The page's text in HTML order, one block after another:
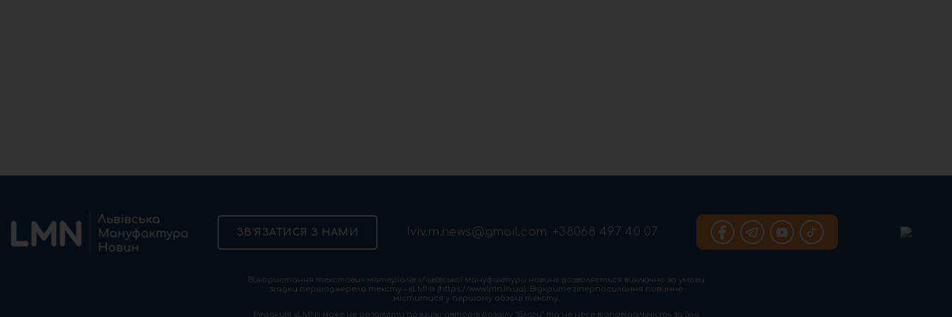
ЗВ’ЯЗАТИСЯ З НАМИ lviv.m.news@gmail.com +38068 497 40 07
Використання текстових матеріалів «Львівської мануфактури новин» дозволяється виключно за умови
згадки першоджерела тексту – «LMN» (https://www.lmn.in.ua). Відкрите гіперпосилання повинне
міститися у першому абзаці тексту.
Редакція «LMN» може не розділяти позицію авторів розділу “Блоги” та не несе відповідальність за їхні